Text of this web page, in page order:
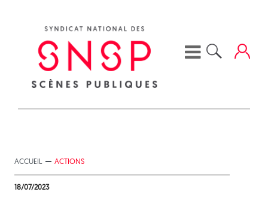
ACCUEIL ACTIONS
18/07/2023